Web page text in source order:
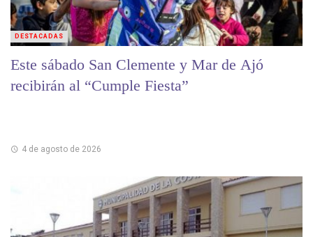
Este sábado San Clemente y Mar de Ajó
recibirán al “Cumple Fiesta”
4 de agosto de 2026
DESTACADAS